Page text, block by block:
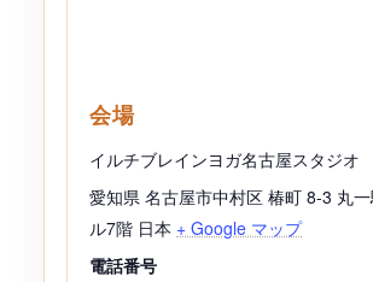
会場
イルチブレインヨガ名古屋スタジオ
愛知県 名古屋市中村区 椿町 8-3 丸
ル7階 日本 + Google マップ
電話番号